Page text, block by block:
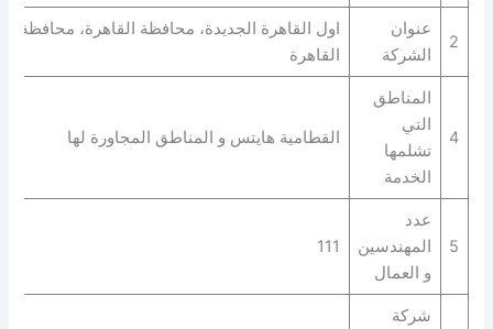
2
عنوان
الشركة
اول القاهرة الجديدة، محافظة القاهرة‬، محافظة
القاهرة‬
4
المناطق
التي
تشلمها
الخدمة
القطامية هايتس و المناطق المجاورة لها
5
عدد
المهندسين
و العمال
111
شركة